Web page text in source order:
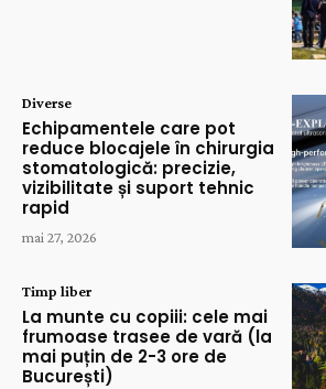
Diverse
Echipamentele care pot
reduce blocajele în chirurgia
stomatologică: precizie,
vizibilitate și suport tehnic
rapid
mai 27, 2026
Timp liber
La munte cu copiii: cele mai
frumoase trasee de vară (la
mai puțin de 2-3 ore de
București)